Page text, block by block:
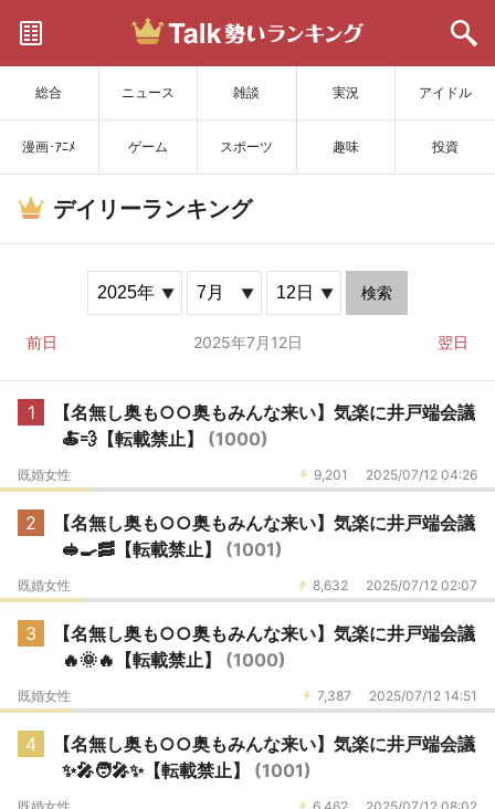
総合 ニュース 雑談 実況 アイドル
漫画･ｱﾆﾒ ゲーム スポーツ 趣味 投資
サイトを更新
デイリーランキング
検索
前日 2025年7月12日 翌日
1
【名無し奥も○○奥もみんな来い】気楽に井戸端会議
🍝💨【転載禁止】 (1000)
9,201 2025/07/12 04:26
既婚女性
2
【名無し奥も○○奥もみんな来い】気楽に井戸端会議
🥪🍳🥓【転載禁止】 (1001)
8,632 2025/07/12 02:07
既婚女性
3
【名無し奥も○○奥もみんな来い】気楽に井戸端会議
🔥🌞🔥【転載禁止】 (1000)
7,387 2025/07/12 14:51
既婚女性
4
【名無し奥も○○奥もみんな来い】気楽に井戸端会議
✨🎤🧑‍🎤✨【転載禁止】 (1001)